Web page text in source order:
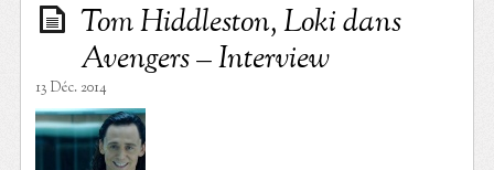
Tom Hiddleston, Loki dans
Avengers – Interview
13 Déc. 2014